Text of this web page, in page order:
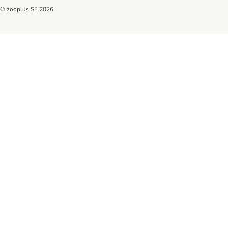
© zooplus SE 2026